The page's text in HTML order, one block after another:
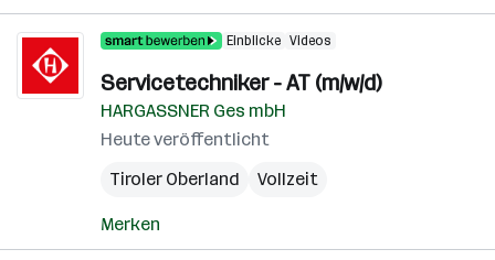
Einblicke Videos
Servicetechniker - AT (m/w/d)
HARGASSNER Ges mbH
Heute veröffentlicht
Tiroler Oberland
Vollzeit
Merken